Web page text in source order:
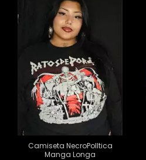
Camiseta NecroPolItica
Manga Longa